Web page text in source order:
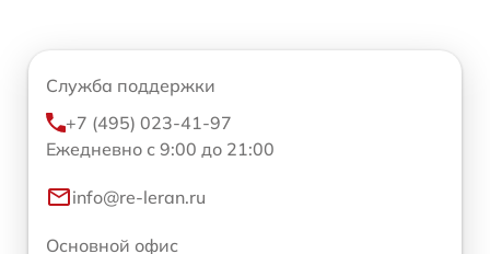
Служба поддержки
+7 (495) 023-41-97
Ежедневно с 9:00 до 21:00
info@re-leran.ru
Основной офис